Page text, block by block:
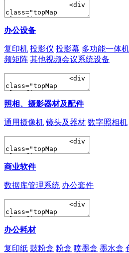
办公设备
复印机 投影仪 投影幕 多功能一体机
频矩阵 其他视频会议系统设备
照相、摄影器材及配件
通用摄像机 镜头及器材 数字照相机
商业软件
数据库管理系统 办公套件
办公耗材
复印纸 鼓粉盒 粉盒 喷墨盒 墨水盒